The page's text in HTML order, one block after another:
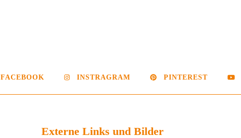
FACEBOOK INSTRAGRAM PINTEREST
Externe Links und Bilder